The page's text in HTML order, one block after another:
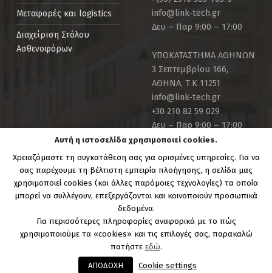
MENU
Μεταφορές και logistics
Διαχείριση Στόλου
Ασθενοφόρων
info@link-tech.gr
Δευ – Παρ 9:00 – 17:00
ΥΠΟΚΑΤΑΣΤΗΜΑ ΑΘΗΝΩΝ
3 Σεπτεμβρίου 166,
ΑΘΗΝΑ, Τ.Κ 11251
info@link-tech.gr
+30 210 82 59 029
Δευ – Παρ 9:00 – 17:00
Copyright Link-Tech.gr | Powered by:Link Technologies
Αυτή η ιστοσελίδα χρησιμοποιεί cookies.
Χρειαζόμαστε τη συγκατάθεση σας για ορισμένες υπηρεσίες. Για να
σας παρέχουμε τη βέλτιστη εμπειρία πλοήγησης, η σελίδα μας
χρησιμοποιεί cookies (και άλλες παρόμοιες τεχνολογίες) τα οποία
μπορεί να συλλέγουν, επεξεργάζονται και κοινοποιούν προσωπικά
δεδομένα.
Για περισσότερες πληροφορίες αναφορικά με το πώς
χρησιμοποιούμε τα «cookies» και τις επιλογές σας, παρακαλώ
πατήστε εδώ.
ΑΠΟΔΟΧΗ Cookie settings